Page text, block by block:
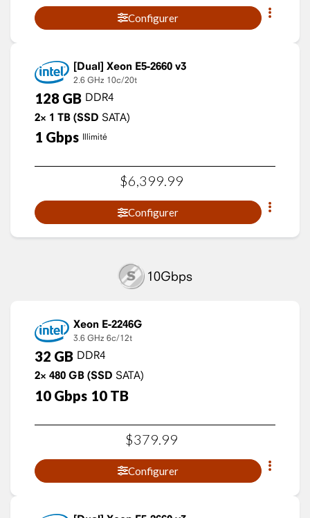
Configurer
Xeon E5-2660 v3
2.6 GHz 10c/20t
128 GB DDR4
2× 1 TB (SSD SATA)
1 Gbps Illimité
$6,399.99
Configurer
10Gbps
Xeon E-2246G
3.6 GHz 6c/12t
32 GB DDR4
2× 480 GB (SSD SATA)
10 Gbps 10 TB
$379 99
Configurer